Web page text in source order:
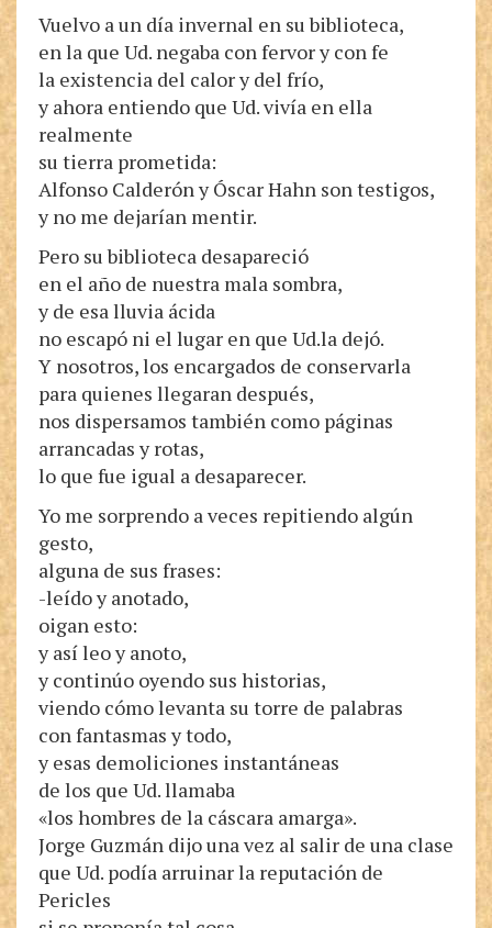
Vuelvo a un día invernal en su biblioteca,
en la que Ud. negaba con fervor y con fe
la existencia del calor y del frío,
y ahora entiendo que Ud. vivía en ella
realmente
su tierra prometida:
Alfonso Calderón y Óscar Hahn son testigos,
y no me dejarían mentir.
Pero su biblioteca desapareció
en el año de nuestra mala sombra,
y de esa lluvia ácida
no escapó ni el lugar en que Ud.la dejó.
Y nosotros, los encargados de conservarla
para quienes llegaran después,
nos dispersamos también como páginas
arrancadas y rotas,
lo que fue igual a desaparecer.
Yo me sorprendo a veces repitiendo algún
gesto,
alguna de sus frases:
-leído y anotado,
oigan esto:
y así leo y anoto,
y continúo oyendo sus historias,
viendo cómo levanta su torre de palabras
con fantasmas y todo,
y esas demoliciones instantáneas
de los que Ud. llamaba
«los hombres de la cáscara amarga».
Jorge Guzmán dijo una vez al salir de una clase
que Ud. podía arruinar la reputación de
Pericles